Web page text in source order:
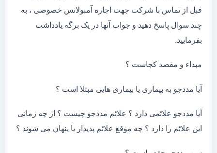
قبل از تماس با شرکت جهت اجاره آمبولانس خصوصی ، به
چند سوال پاسخ دهید و جواب آنها در یک برگه یادداشت
بفرمایید.
مبداء و مقصد کجاست ؟
آیا مددجو به بیماری یا بیماری هایی مبتلا است ؟
آیا مددجو علائمی دارد ؟ علائم مددجو چیست ؟ از چه زمانی
این علائم را دارد ؟ چه موقع علائم پدیدار یا پنهان می شوند ؟